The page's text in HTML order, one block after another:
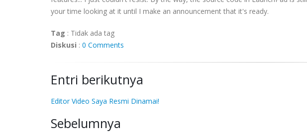
your time looking at it until I make an announcement that it's ready.
Tag : Tidak ada tag
Diskusi : 0 Comments
Entri berikutnya
Editor Video Saya Resmi Dinamai!
Sebelumnya